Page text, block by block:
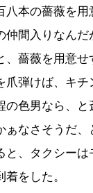
八本の薔薇を用
仲間入りなん
、薔薇を用意
爪弾けば、キ
の色男なら、と
なさそうだ、
と、タクシーは
をした。